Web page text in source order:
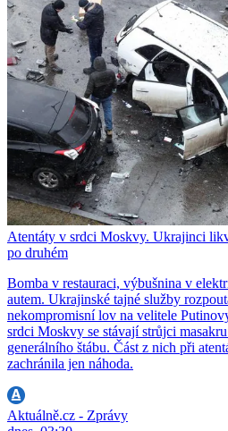
Atentáty v srdci Moskvy. Ukrajinci
po druhém
Bomba v restauraci, výbušnina v
autem. Ukrajinské tajné služby
nekompromisní lov na velitele
srdci Moskvy se stávají strůjci
generálního štábu. Část z nich při
zachránila jen náhoda.
Aktuálně.cz - Zprávy